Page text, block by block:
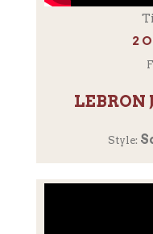
2
LEBRON
Style: